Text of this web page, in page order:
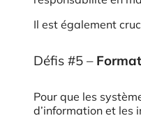
Il est également
Défis #5 –
Pour que les
d’information et les